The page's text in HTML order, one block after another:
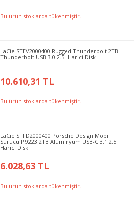
Bu ürün stoklarda tükenmiştir.
LaCie STEV2000400 Rugged Thunderbolt 2TB
Thunderbolt USB 3.0 2.5" Harici Disk
10.610,31 TL
Bu ürün stoklarda tükenmiştir.
LaCie STFD2000400 Porsche Design Mobil
Sürücü P'9223 2TB Alüminyum USB-C 3.1 2.5"
Harici Disk
6.028,63 TL
Bu ürün stoklarda tükenmiştir.